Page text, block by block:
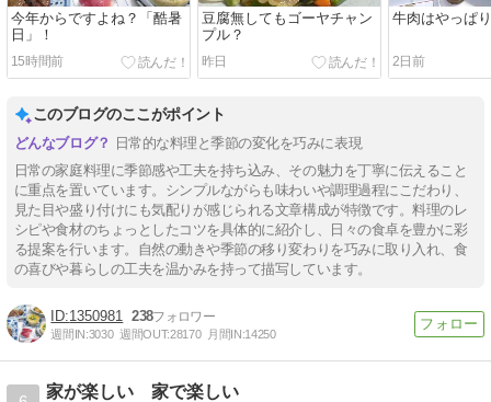
今年からですよね？「酷暑
日」！
15時間前
豆腐無してもゴーヤチャン
プル？
昨日
牛肉はやっぱ
2日前
このブログのここがポイント
日常的な料理と季節の変化を巧みに表現
日常の家庭料理に季節感や工夫を持ち込み、その魅力を丁寧に伝えること
に重点を置いています。シンプルながらも味わいや調理過程にこだわり、
見た目や盛り付けにも気配りが感じられる文章構成が特徴です。料理のレ
シピや食材のちょっとしたコツを具体的に紹介し、日々の食卓を豊かに彩
る提案を行います。自然の動きや季節の移り変わりを巧みに取り入れ、食
の喜びや暮らしの工夫を温かみを持って描写しています。
1350981 238
週間IN:3030 週間OUT:28170 月間IN:14250
家が楽しい 家で楽しい